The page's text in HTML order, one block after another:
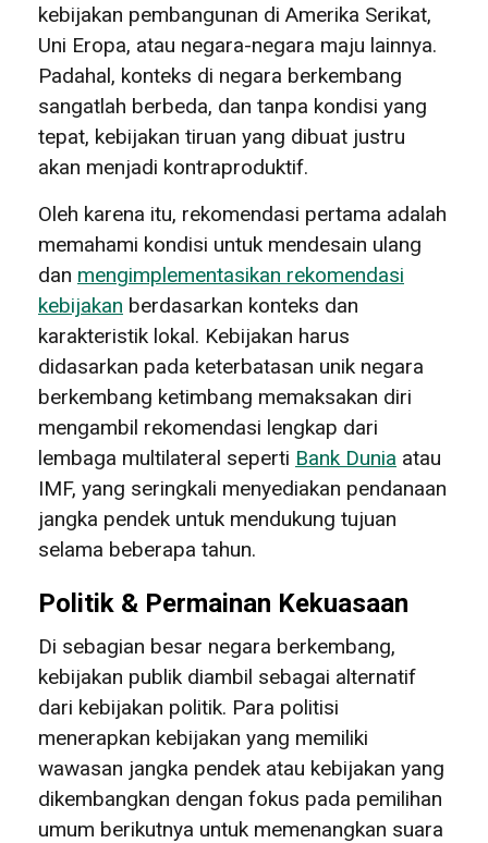
kebijakan pembangunan di Amerika Serikat,
Uni Eropa, atau negara-negara maju lainnya.
Padahal, konteks di negara berkembang
sangatlah berbeda, dan tanpa kondisi yang
tepat, kebijakan tiruan yang dibuat justru
akan menjadi kontraproduktif.
Oleh karena itu, rekomendasi pertama adalah
memahami kondisi untuk mendesain ulang
dan mengimplementasikan rekomendasi
kebijakan berdasarkan konteks dan
karakteristik lokal. Kebijakan harus
didasarkan pada keterbatasan unik negara
berkembang ketimbang memaksakan diri
mengambil rekomendasi lengkap dari
lembaga multilateral seperti Bank Dunia atau
IMF, yang seringkali menyediakan pendanaan
jangka pendek untuk mendukung tujuan
selama beberapa tahun.
Politik & Permainan Kekuasaan
Di sebagian besar negara berkembang,
kebijakan publik diambil sebagai alternatif
dari kebijakan politik. Para politisi
menerapkan kebijakan yang memiliki
wawasan jangka pendek atau kebijakan yang
dikembangkan dengan fokus pada pemilihan
umum berikutnya untuk memenangkan suara